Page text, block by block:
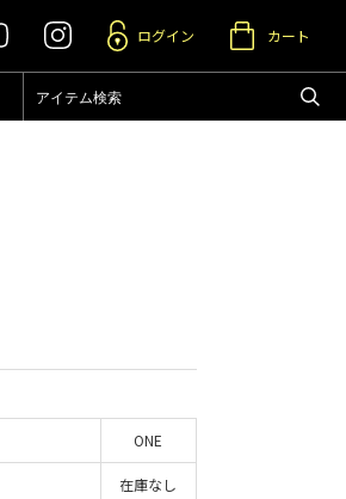
ログイン カート
ONE
在庫なし